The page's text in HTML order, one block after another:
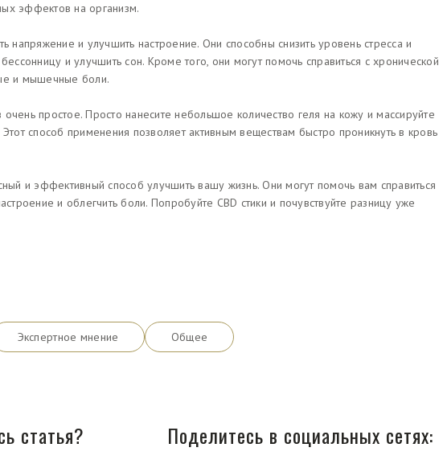
эффектов на организм.
напряжение и улучшить настроение. Они способны снизить уровень стресса и
и улучшить сон. Кроме того, они могут помочь справиться с хронической
и мышечные боли.
простое. Просто нанесите небольшое количество геля на кожу и массируйте
способ применения позволяет активным веществам быстро проникнуть в кровь
и эффективный способ улучшить вашу жизнь. Они могут помочь вам справиться
и облегчить боли. Попробуйте CBD стики и почувствуйте разницу уже
Экспертное мнение Общее
статья? Поделитесь в социальных сетях: